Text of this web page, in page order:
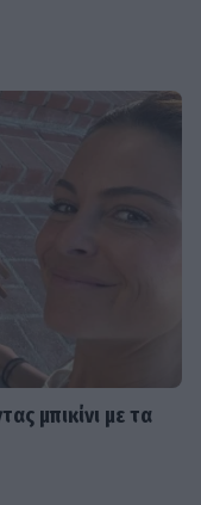
μπικίνι με τα